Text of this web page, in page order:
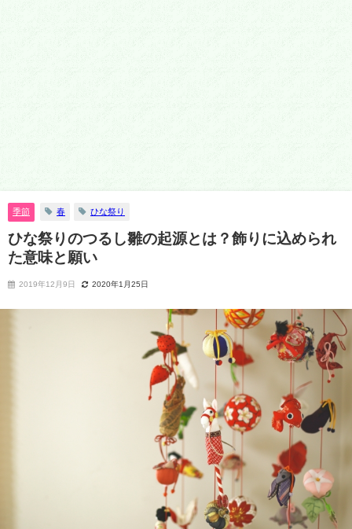
季節 春 ひな祭り
ひな祭りのつるし雛の起源とは？飾りに込められ
た意味と願い
2019年12月9日 2020年1月25日